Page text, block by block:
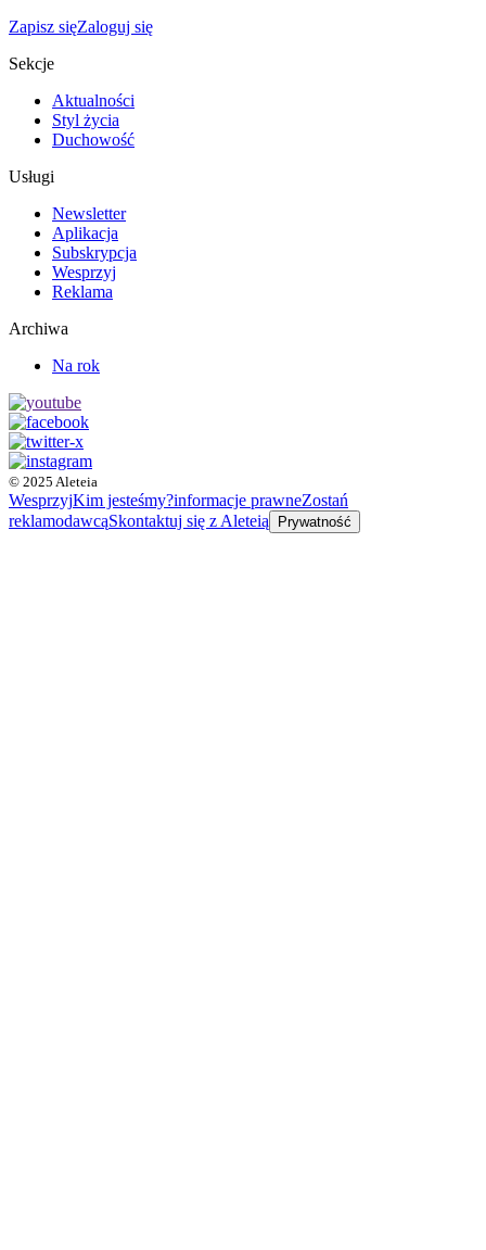
Zapisz sięZaloguj się
Sekcje
Aktualności
Styl życia
Duchowość
Usługi
Newsletter
Aplikacja
Subskrypcja
Wesprzyj
Reklama
Archiwa
Na rok
© 2025 Aleteia
WesprzyjKim jesteśmy?informacje prawneZostań
reklamodawcąSkontaktuj się z Aleteią Prywatność